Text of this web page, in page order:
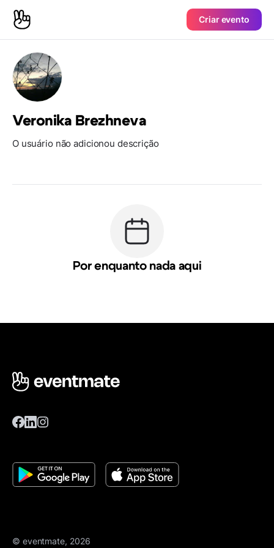
Criar evento
Veronika Brezhneva
O usuário não adicionou descrição
Por enquanto nada aqui
© eventmate, 2026